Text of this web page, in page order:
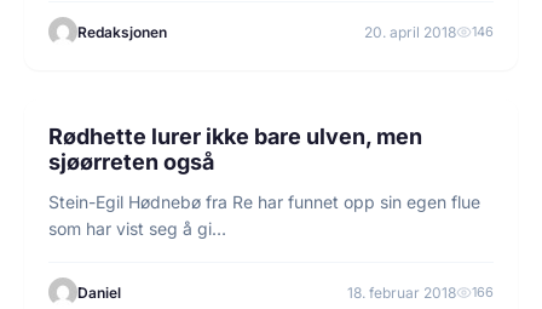
Redaksjonen 20. april 2018 146
FISKE
Rødhette lurer ikke bare ulven, men
sjøørreten også
Stein-Egil Hødnebø fra Re har funnet opp sin egen flue
som har vist seg å gi…
Daniel 18. februar 2018 166